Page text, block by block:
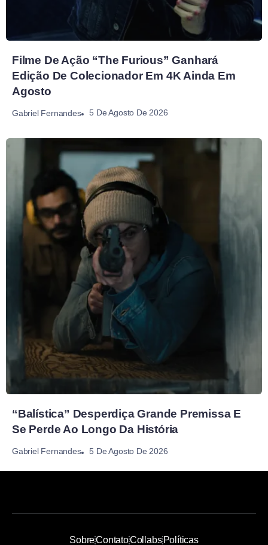
Filme De Ação “The Furious” Ganhará
Edição De Colecionador Em 4K Ainda Em
Agosto
Gabriel Fernandes 5 De Agosto De 2026
“Balística” Desperdiça Grande Premissa E
Se Perde Ao Longo Da História
Gabriel Fernandes 5 De Agosto De 2026
SobreContatoCollabsPolíticas